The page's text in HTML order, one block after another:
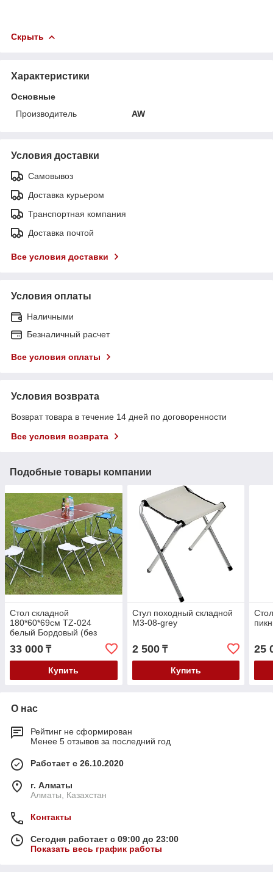
Скрыть
Характеристики
Основные
Производитель
AW
Условия доставки
Самовывоз
Доставка курьером
Транспортная компания
Доставка почтой
Все условия доставки
Условия оплаты
Наличными
Безналичный расчет
Все условия оплаты
Условия возврата
Возврат товара в течение 14 дней по договоренности
Все условия возврата
Подобные товары компании
Стол складной
180*60*69см TZ-024
белый Бордовый (без
33 000 ₸
Купить
Стул походный складной
M3-08-grey
2 500₸
Купить
25
О нас
Рейтинг не сформирован
Менее 5 отзывов за последний год
Работает с 26.10.2020
г. Алматы
Алматы, Казахстан
Контакты
Сегодня работает с 09:00 до 23:00
Показать весь график работы